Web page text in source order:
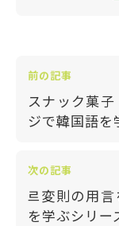
前の記事
スナック菓子
ジで韓国語を
次の記事
르変則の用
を学ぶシリー